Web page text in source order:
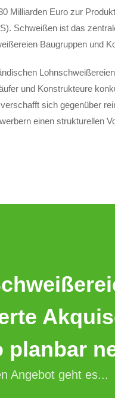
Milliarden Euro zur
Schweißen ist das
Baugruppen und
und Konstrukteure
sich gegenüber
einen strukturellen
planbar
Angebot geht es...